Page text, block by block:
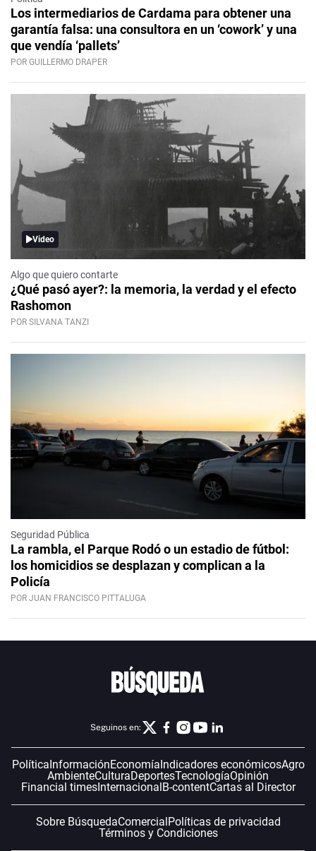
Los intermediarios de Cardama para obtener una
garantía falsa: una consultora en un ‘cowork’ y una
que vendía ‘pallets’
POR GUILLERMO DRAPER
Video
Algo que quiero contarte
¿Qué pasó ayer?: la memoria, la verdad y el efecto
Rashomon
POR SILVANA TANZI
Seguridad Pública
La rambla, el Parque Rodó o un estadio de fútbol:
los homicidios se desplazan y complican a la
Policía
POR JUAN FRANCISCO PITTALUGA
Seguinos en:
PolíticaInformaciónEconomíaIndicadores económicosAgro
AmbienteCulturaDeportesTecnologíaOpinión
Financial timesInternacionalB-contentCartas al Director
Sobre BúsquedaComercialPolíticas de privacidad
Términos y Condiciones